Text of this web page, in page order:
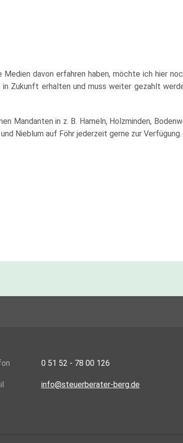
davon erfahren haben, möchte ich hier
Zukunft erhalten und muss weiter gezahlt
Mandanten in z. B. Hameln, Holzminden,
Nieblum auf Föhr jederzeit gerne zur Verfügung.
0 51 52 - 78 00 126
info@steuerberater-berg.de